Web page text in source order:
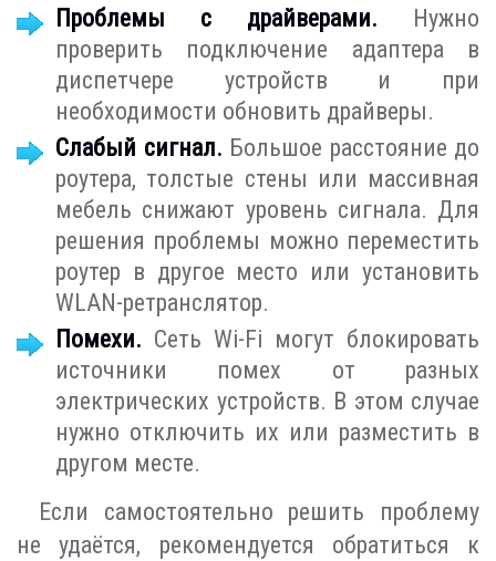
Проблемы с драйверами. Нужно
проверить подключение адаптера в
диспетчере устройств и при
необходимости обновить драйверы.
Слабый сигнал. Большое расстояние до
роутера, толстые стены или массивная
мебель снижают уровень сигнала. Для
решения проблемы можно переместить
роутер в другое место или установить
WLAN-ретранслятор.
Помехи. Сеть Wi-Fi могут блокировать
источники помех от разных
электрических устройств. В этом случае
нужно отключить их или разместить в
другом месте.
Если самостоятельно решить проблему
не удаётся, рекомендуется обратиться к